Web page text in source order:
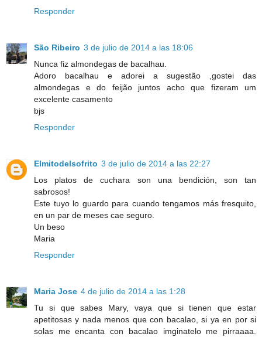
Responder
São Ribeiro 3 de julio de 2014 a las 18:06
Nunca fiz almondegas de bacalhau.
Adoro bacalhau e adorei a sugestão ,gostei das
almondegas e do feijão juntos acho que fizeram um
excelente casamento
bjs
Responder
Elmitodelsofrito 3 de julio de 2014 a las 22:27
Los platos de cuchara son una bendición, son tan
sabrosos!
Este tuyo lo guardo para cuando tengamos más fresquito,
en un par de meses cae seguro.
Un beso
Maria
Responder
Maria Jose 4 de julio de 2014 a las 1:28
Tu si que sabes Mary, vaya que si tienen que estar
apetitosas y nada menos que con bacalao, si ya en por si
solas me encanta con bacalao imginatelo me pirraaaa.